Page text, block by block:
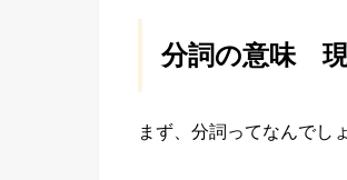
分詞の意味 現
まず、分詞ってなんでし